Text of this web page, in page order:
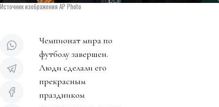
Источник изображения AP Photo
Чемпионат мира по
футболу завершен.
Люди сделали его
прекрасным
праздником